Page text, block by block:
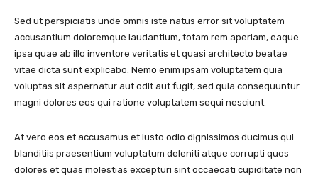
Sed ut perspiciatis unde omnis iste natus error sit voluptatem
accusantium doloremque laudantium, totam rem aperiam, eaque
ipsa quae ab illo inventore veritatis et quasi architecto beatae
vitae dicta sunt explicabo. Nemo enim ipsam voluptatem quia
voluptas sit aspernatur aut odit aut fugit, sed quia consequuntur
magni dolores eos qui ratione voluptatem sequi nesciunt.
At vero eos et accusamus et iusto odio dignissimos ducimus qui
blanditiis praesentium voluptatum deleniti atque corrupti quos
dolores et quas molestias excepturi sint occaecati cupiditate non